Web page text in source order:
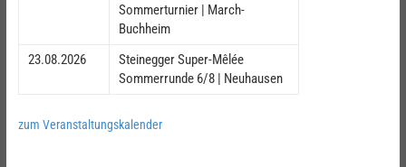
Sommerturnier | March-
Buchheim
23.08.2026
Steinegger Super-Mêlée
Sommerrunde 6/8 | Neuhausen
zum Veranstaltungskalender